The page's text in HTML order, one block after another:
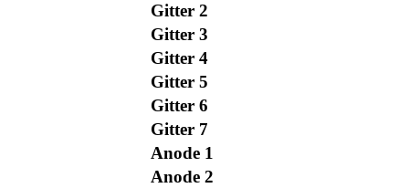
Gitter 2
Gitter 3
Gitter 4
Gitter 5
Gitter 6
Gitter 7
Anode 1
Anode 2